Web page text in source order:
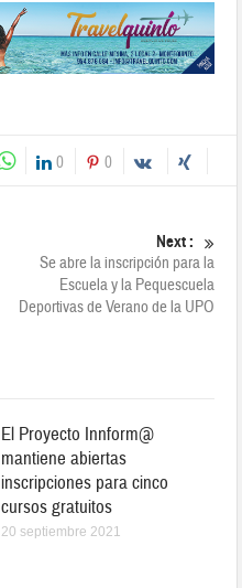
0 0
Next :
Se abre la inscripción para la
Escuela y la Pequescuela
Deportivas de Verano de la UPO
El Proyecto Innform@
mantiene abiertas
inscripciones para cinco
cursos gratuitos
20 septiembre 2021